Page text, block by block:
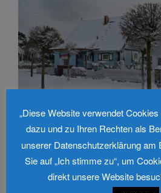
Boltenhagen im Winter
Schreibe einen Kommentar
„Diese Website verwendet
dazu und zu Ihren Rechten als
unserer Datenschutzerklärung am
Sie auf „Ich stimme zu“, um
direkt unsere Website